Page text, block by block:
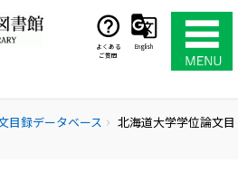
よくある
ご質問
English
目録データベース chevron_right
北海道大学学位論文目